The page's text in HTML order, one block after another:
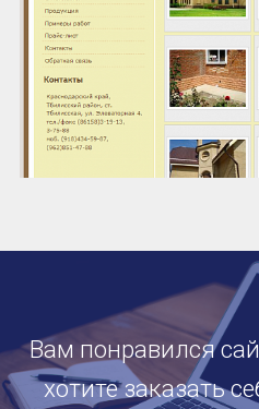
Вам понравился
хотите заказать